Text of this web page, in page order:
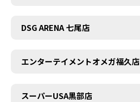
DSG ARENA 七尾店
エンターテイメントオメガ福久店
スーパーUSA黒部店